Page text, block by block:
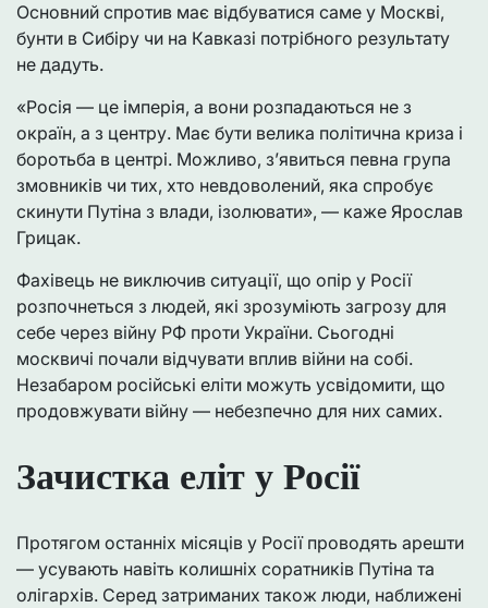
Основний спротив має відбуватися саме у Москві,
бунти в Сибіру чи на Кавказі потрібного результату
не дадуть.
«Росія — це імперія, а вони розпадаються не з
окраїн, а з центру. Має бути велика політична криза і
боротьба в центрі. Можливо, з’явиться певна група
змовників чи тих, хто невдоволений, яка спробує
скинути Путіна з влади, ізолювати», — каже Ярослав
Грицак.
Фахівець не виключив ситуації, що опір у Росії
розпочнеться з людей, які зрозуміють загрозу для
себе через війну РФ проти України. Сьогодні
москвичі почали відчувати вплив війни на собі.
Незабаром російські еліти можуть усвідомити, що
продовжувати війну — небезпечно для них самих.
Зачистка еліт у Росії
Протягом останніх місяців у Росії проводять арешти
— усувають навіть колишніх соратників Путіна та
олігархів. Серед затриманих також люди, наближені